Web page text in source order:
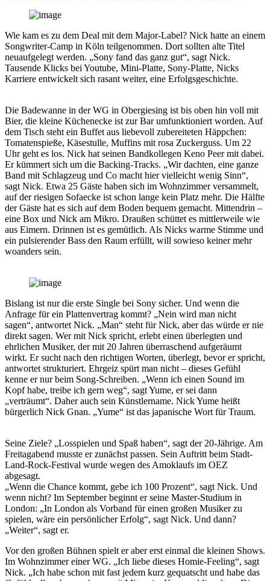
Wie kam es zu dem Deal mit dem Major-Label? Nick hatte an einem
Songwriter-Camp in Köln teilgenommen. Dort sollten alte Titel
neuaufgelegt werden. „Sony fand das ganz gut“, sagt Nick.
Tausende Klicks bei Youtube, Mini-Platte, Sony-Platte, Nicks
Karriere entwickelt sich rasant weiter, eine Erfolgsgeschichte.
Die Badewanne in der WG in Obergiesing ist bis oben hin voll mit
Bier, die kleine Küchenecke ist zur Bar umfunktioniert worden. Auf
dem Tisch steht ein Buffet aus liebevoll zubereiteten Häppchen:
Tomatenspieße, Käsestulle, Muffins mit rosa Zuckerguss. Um 22
Uhr geht es los. Nick hat seinen Bandkollegen Keno Peer mit dabei.
Er kümmert sich um die Backing-Tracks. „Wir dachten, eine ganze
Band mit Schlagzeug und Co macht hier vielleicht wenig Sinn“,
sagt Nick. Etwa 25 Gäste haben sich im Wohnzimmer versammelt,
auf der riesigen Sofaecke ist schon lange kein Platz mehr. Die Hälfte
der Gäste hat es sich auf dem Boden bequem gemacht. Mittendrin –
eine Box und Nick am Mikro. Draußen schüttet es mittlerweile wie
aus Eimern. Drinnen ist es gemütlich. Als Nicks warme Stimme und
ein pulsierender Bass den Raum erfüllt, will sowieso keiner mehr
woanders sein.
Bislang ist nur die erste Single bei Sony sicher. Und wenn die
Anfrage für ein Plattenvertrag kommt? „Nein wird man nicht
sagen“, antwortet Nick. „Man“ steht für Nick, aber das würde er nie
direkt sagen. Wer mit Nick spricht, erlebt einen überlegten und
ehrlichen Musiker, der mit 20 Jahren überraschend aufgeräumt
wirkt. Er sucht nach den richtigen Worten, überlegt, bevor er spricht,
antwortet strukturiert. Ehrgeiz spürt man nicht – dieses Gefühl
kenne er nur beim Song-Schreiben. „Wenn ich einen Sound im
Kopf habe, treibe ich gern weg“, sagt Yume, er sei dann
„verträumt“. Daher auch sein Künstlername. Nick Yume heißt
bürgerlich Nick Gnan. „Yume“ ist das japanische Wort für Traum.
Seine Ziele? „Losspielen und Spaß haben“, sagt der 20-Jährige. Am
Freitagabend musste er zunächst passen. Sein Auftritt beim Stadt-
Land-Rock-Festival wurde wegen des Amoklaufs im OEZ
abgesagt.
„Wenn die Chance kommt, gebe ich 100 Prozent“, sagt Nick. Und
wenn nicht? Im September beginnt er seine Master-Studium in
London: „In London als Vorband für einen großen Musiker zu
spielen, wäre ein persönlicher Erfolg“, sagt Nick. Und dann?
„Weiter“, sagt er.
Vor den großen Bühnen spielt er aber erst einmal die kleinen Shows.
Im Wohnzimmer einer WG. „Ich liebe dieses Homie-Feeling“, sagt
Nick. „Ich habe schon mit fast jedem kurz gequatscht und habe das